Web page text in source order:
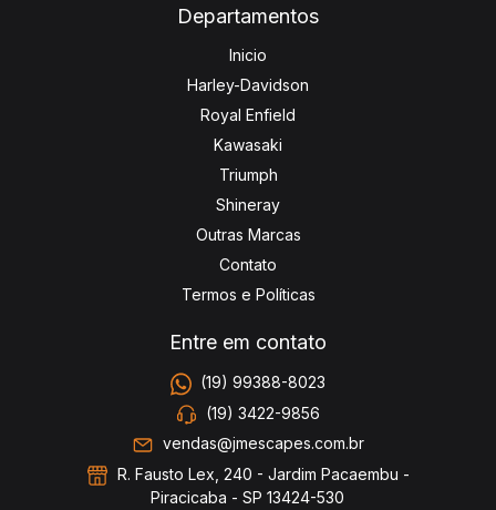
Departamentos
Inicio
Harley-Davidson
Royal Enfield
Kawasaki
Triumph
Shineray
Outras Marcas
Contato
Termos e Políticas
Entre em contato
(19) 99388-8023
(19) 3422-9856
vendas@jmescapes.com.br
R. Fausto Lex, 240 - Jardim Pacaembu -
Piracicaba - SP 13424-530